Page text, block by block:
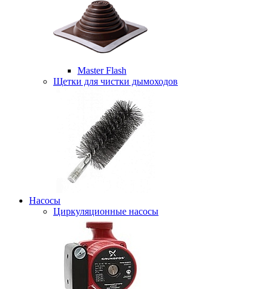
Master Flash
Щетки для чистки дымоходов
Насосы
Циркуляционные насосы